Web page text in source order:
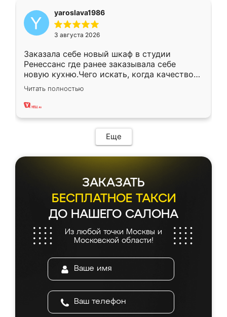
yaroslava1986
3 августа 2026
Заказала себе новый шкаф в студии
Ренессанс где ранее заказывала себе
новую кухню.Чего искать, когда качеством
вполне довольна. Служит кухня уже почти
два года, нареканий нет.
Читать полностью
Еще
ЗАКАЗАТЬ
БЕСПЛАТНОЕ ТАКСИ
ДО НАШЕГО САЛОНА
Из любой точки Москвы и
Московской области!